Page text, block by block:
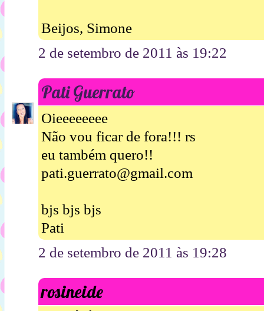
Beijos, Simone
2 de setembro de 2011 às 19:22
Pati Guerrato
Oieeeeeeee
Não vou ficar de fora!!! rs
eu também quero!!
pati.guerrato@gmail.com
bjs bjs bjs
Pati
2 de setembro de 2011 às 19:28
rosineide